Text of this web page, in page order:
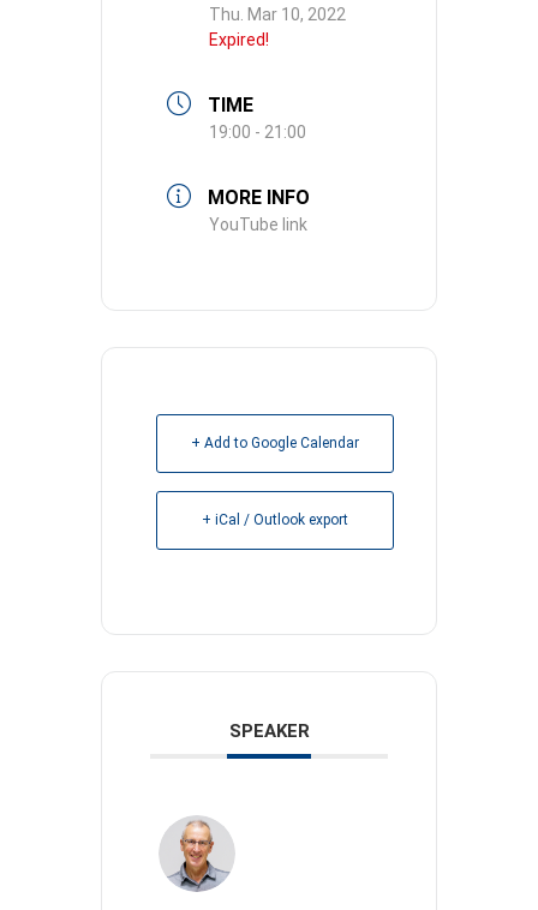
Thu. Mar 10, 2022
Expired!
TIME
19:00 - 21:00
MORE INFO
YouTube link
+ Add to Google Calendar
+ iCal / Outlook export
SPEAKER